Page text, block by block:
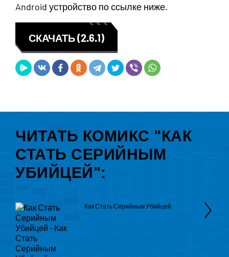
Android устройство по ссылке ниже.
СКАЧАТЬ (2.6.1)
ЧИТАТЬ КОМИКС "КАК
СТАТЬ СЕРИЙНЫМ
УБИЙЦЕЙ":
Как Стать Серийным Убийцей